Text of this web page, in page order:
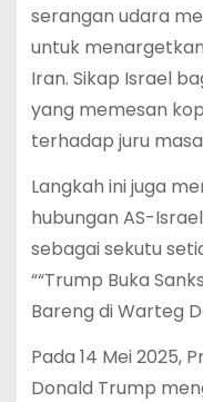
serangan udara
untuk
Iran. Sikap Israel
yang memesan
terhadap juru
Langkah ini juga
hubungan AS-
sebagai sekutu
““Trump Buka
Bareng di Warteg
Pada 14 Mei 2025,
Donald Trump